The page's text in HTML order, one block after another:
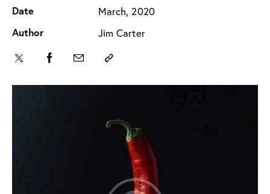
Date March, 2020
Author Jim Carter